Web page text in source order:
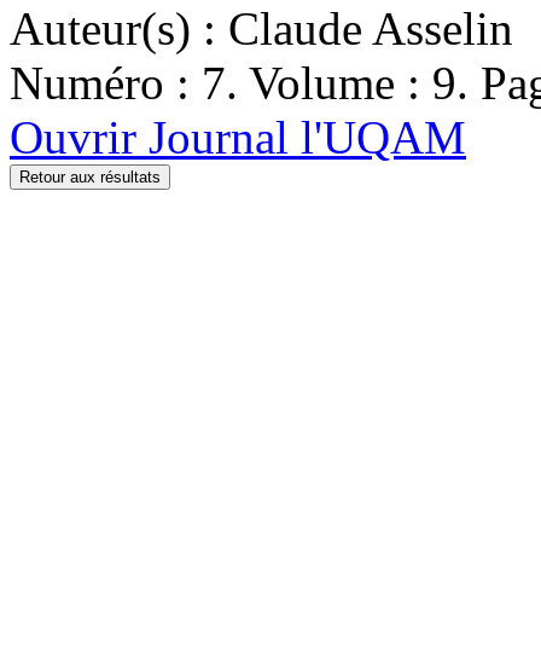
Auteur(s) : Claude Asselin
Numéro : 7. Volume : 9.
Ouvrir Journal l'UQAM
Retour aux résultats